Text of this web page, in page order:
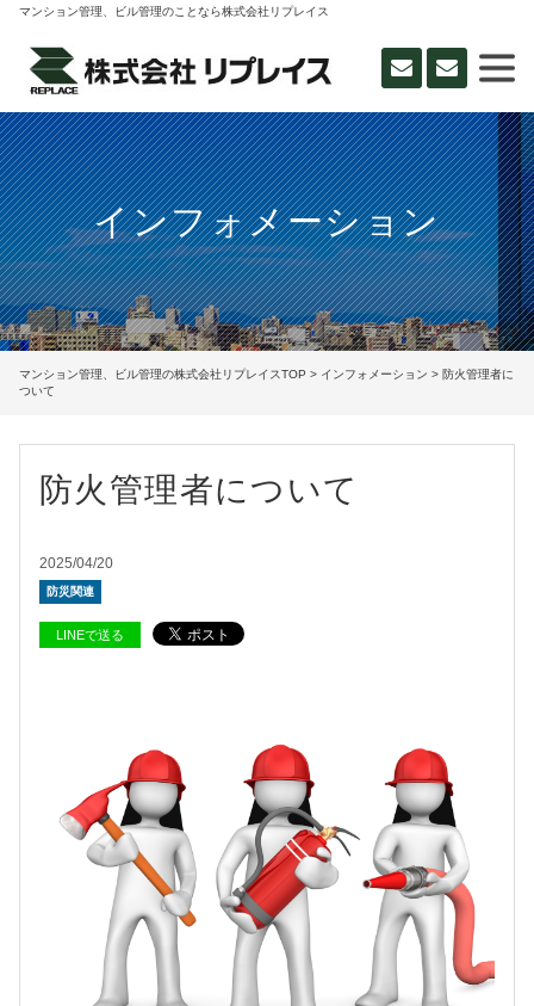
マンション管理、ビル管理のことなら株式会社リプレイス
インフォメーション
マンション管理、ビル管理の株式会社リプレイスTOP > インフォメーション > 防火管理者に
ついて
防火管理者について
2025/04/20
防災関連
LINEで送る